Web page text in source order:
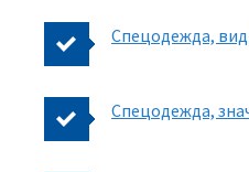
Спецодежда,
Спецодежда,